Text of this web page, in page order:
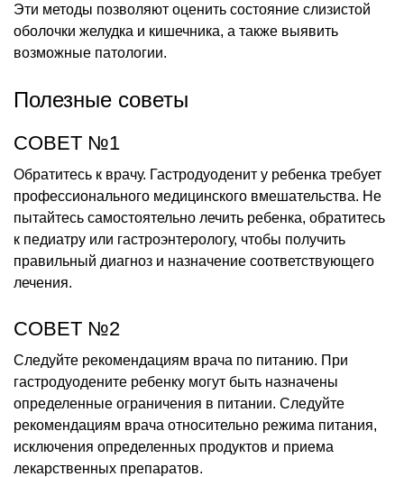
Эти методы позволяют оценить состояние слизистой
оболочки желудка и кишечника, а также выявить
возможные патологии.
Полезные советы
СОВЕТ №1
Обратитесь к врачу. Гастродуоденит у ребенка требует
профессионального медицинского вмешательства. Не
пытайтесь самостоятельно лечить ребенка, обратитесь
к педиатру или гастроэнтерологу, чтобы получить
правильный диагноз и назначение соответствующего
лечения.
СОВЕТ №2
Следуйте рекомендациям врача по питанию. При
гастродуодените ребенку могут быть назначены
определенные ограничения в питании. Следуйте
рекомендациям врача относительно режима питания,
исключения определенных продуктов и приема
лекарственных препаратов.